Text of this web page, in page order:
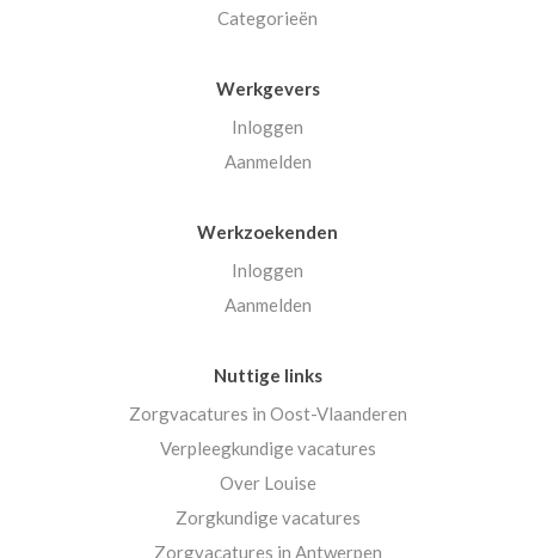
Categorieën
Werkgevers
Inloggen
Aanmelden
Werkzoekenden
Inloggen
Aanmelden
Nuttige links
Zorgvacatures in Oost-Vlaanderen
Verpleegkundige vacatures
Over Louise
Zorgkundige vacatures
Zorgvacatures in Antwerpen